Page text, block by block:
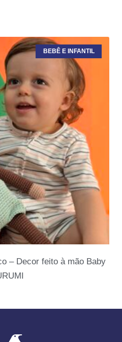
BEBÊ E INFANTIL
– Decor feito à mão Baby